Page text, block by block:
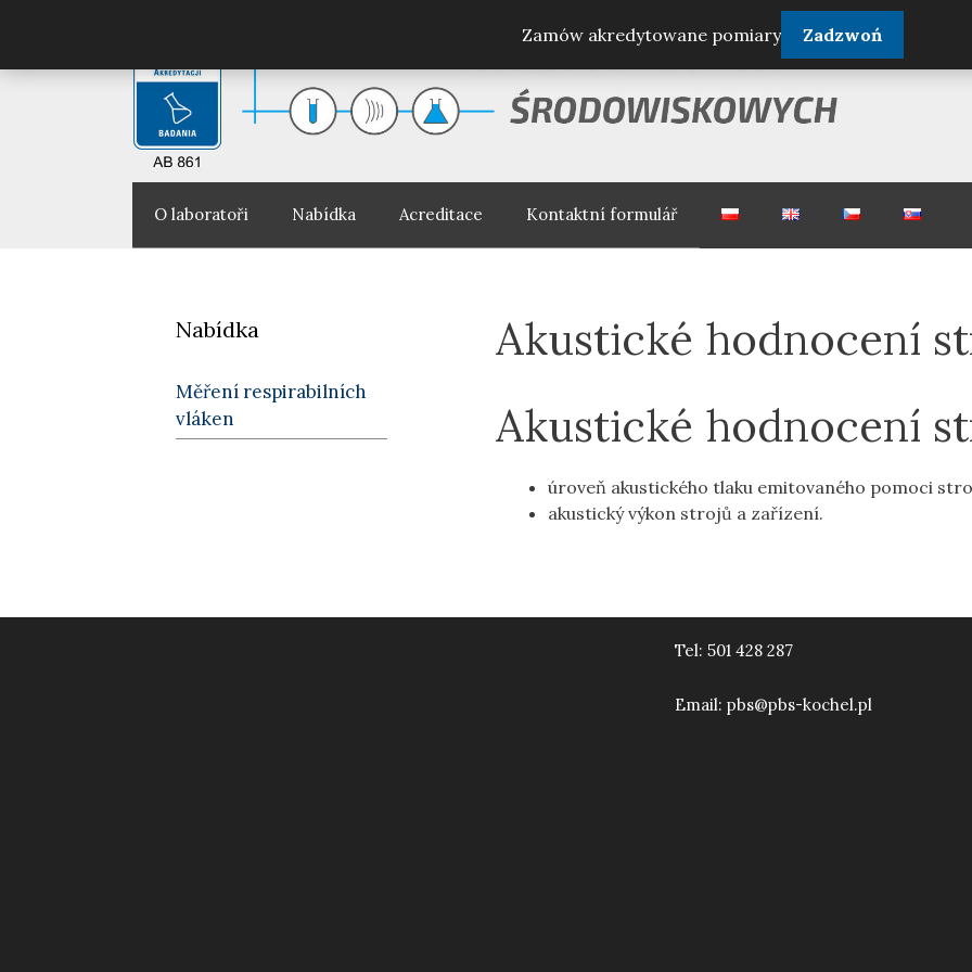
obsah
O laboratoři Nabídka Acreditace Kontaktní formulář
Akustické hodnocení
Akustické hodnocení
úroveň akustického tlaku emitovaného pomoci
akustický výkon strojů a zařízení.
Nabídka
Měření respirabilních
vláken
Tel: 501 428 287
Email: pbs@pbs-kochel.pl
Zamów akredytowane pomiary Zadzwoń